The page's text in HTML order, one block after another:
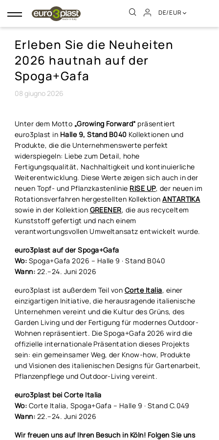
Umschalten
der
DE/EUR
Erleben Sie die Neuheiten
2026 hautnah auf der
Spoga+Gafa
08 giugno 2026
Unter dem Motto „Growing Forward“ präsentiert
euro3plast in Halle 9, Stand B040 Kollektionen und
Produkte, die die Unternehmenswerte perfekt
widerspiegeln: Liebe zum Detail, hohe
Fertigungsqualität, Nachhaltigkeit und kontinuierliche
Weiterentwicklung. Diese Werte zeigen sich auch in der
neuen Topf- und Pflanzkastenlinie RISE UP, der neuen im
Rotationsverfahren hergestellten KollektionANTARTIKA
sowie in der Kollektion GREENER, die aus recyceltem
Kunststoff gefertigt und nach einem
verantwortungsvollen Umweltansatz entwickelt wurde.
euro3plast auf der Spoga+Gafa
Wo: Spoga+Gafa 2026 – Halle 9 · Stand B040
Wann: 22.–24. Juni 2026
euro3plast ist außerdem Teil von Corte Italia, einer
einzigartigen Initiative, die herausragende italienische
Unternehmen vereint und die Kultur des Grüns, des
Garden Living und der Fertigung für modernes Outdoor-
Wohnen repräsentiert. Die Spoga+Gafa 2026 wird die
offizielle internationale Präsentation dieses Projekts
sein: ein gemeinsamer Weg, der Know-how, Produkte
und Visionen des italienischen Designs für Gartenarbeit,
Pflanzenpflege und Outdoor-Living vereint.
euro3plast bei Corte Italia
Wo: Corte Italia, Spoga+Gafa – Halle 9 · Stand C.049
Wann: 22.–24. Juni 2026
Wir freuen uns auf Ihren Besuch in Köln! Folgen Sie uns